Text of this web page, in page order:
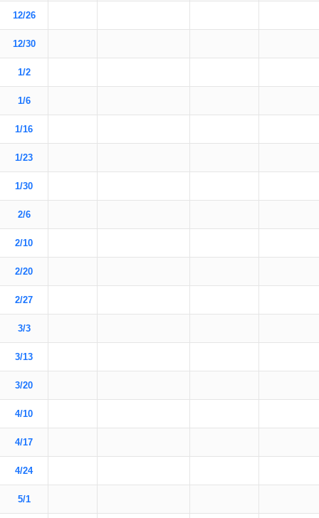
12/26
12/30
1/2
1/6
1/16
1/23
1/30
2/6
2/10
2/20
2/27
3/3
3/13
3/20
4/10
4/17
4/24
5/1